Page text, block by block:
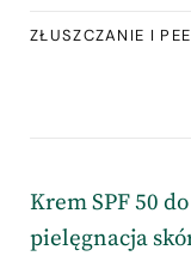
ZŁUSZCZANIE I
Krem SPF 50
pielęgnacja